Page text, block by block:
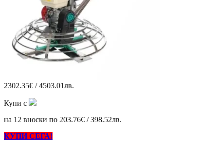
2302.35€ / 4503.01лв.
Купи с
на 12 вноски по 203.76€ / 398.52лв.
КУПИ СЕГА!